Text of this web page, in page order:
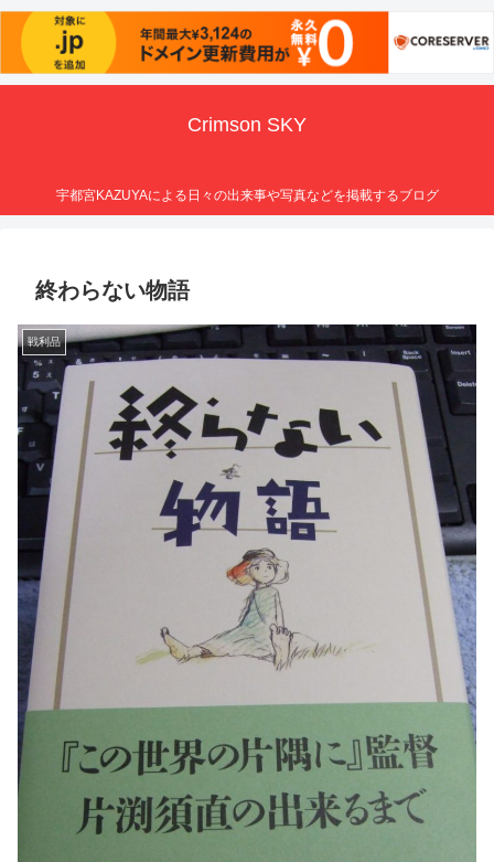
Crimson SKY
宇都宮KAZUYAによる日々の出来事や写真などを掲載するブログ
終わらない物語
戦利品